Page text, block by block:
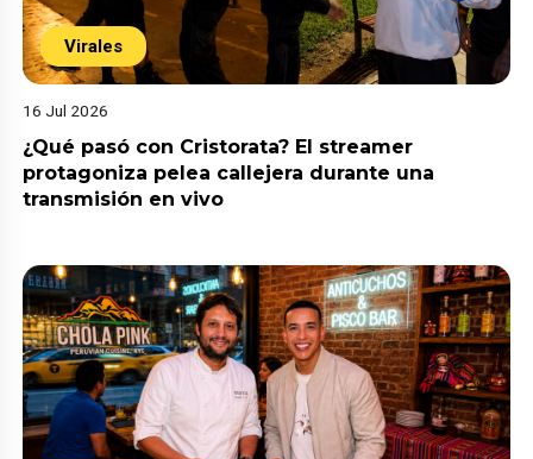
Virales
16 Jul 2026
¿Qué pasó con Cristorata? El streamer
protagoniza pelea callejera durante una
transmisión en vivo